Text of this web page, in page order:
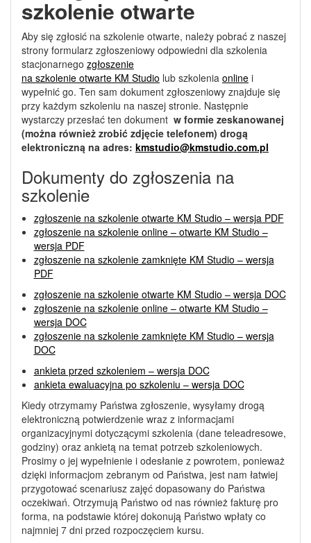
szkolenie otwarte
Aby się zgłosić na szkolenie otwarte, należy pobrać z naszej
strony formularz zgłoszeniowy odpowiedni dla szkolenia
stacjonarnego zgłoszenie
na szkolenie otwarte KM Studio lub szkolenia online i
wypełnić go. Ten sam dokument zgłoszeniowy znajduje się
przy każdym szkoleniu na naszej stronie. Następnie
wystarczy przesłać ten dokument w formie zeskanowanej
(można również zrobić zdjęcie telefonem) drogą
elektroniczną na adres: kmstudio@kmstudio.com.pl
Dokumenty do zgłoszenia na
szkolenie
zgłoszenie na szkolenie otwarte KM Studio – wersja PDF
zgłoszenie na szkolenie online – otwarte KM Studio –
wersja PDF
zgłoszenie na szkolenie zamknięte KM Studio – wersja
PDF
zgłoszenie na szkolenie otwarte KM Studio – wersja DOC
zgłoszenie na szkolenie online – otwarte KM Studio –
wersja DOC
zgłoszenie na szkolenie zamknięte KM Studio – wersja
DOC
ankieta przed szkoleniem – wersja DOC
ankieta ewaluacyjna po szkoleniu – wersja DOC
Kiedy otrzymamy Państwa zgłoszenie, wysyłamy drogą
elektroniczną potwierdzenie wraz z informacjami
organizacyjnymi dotyczącymi szkolenia (dane teleadresowe,
godziny) oraz ankietą na temat potrzeb szkoleniowych.
Prosimy o jej wypełnienie i odesłanie z powrotem, ponieważ
dzięki informacjom zebranym od Państwa, jest nam łatwiej
przygotować scenariusz zajęć dopasowany do Państwa
oczekiwań. Otrzymują Państwo od nas również fakturę pro
forma, na podstawie której dokonują Państwo wpłaty co
najmniej 7 dni przed rozpoczęciem kursu.